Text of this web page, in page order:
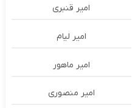
امیر قنبری
امیر لیام
امیر ماهور
امیر منصوری